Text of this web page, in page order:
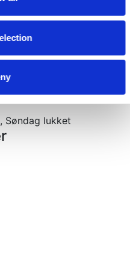
og tilbygning
Kolding
Søndag lukket